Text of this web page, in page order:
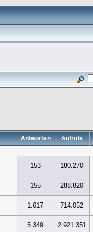
Antworten Aufrufe
153 180.270
155 288.820
1.617 714.052
5.349 2.921.351